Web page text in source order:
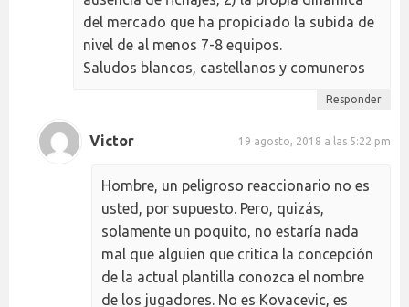
del mercado que ha propiciado la subida de
nivel de al menos 7-8 equipos.
Saludos blancos, castellanos y comuneros
Responder
Victor 19 agosto, 2018 a las 5:22 pm
Hombre, un peligroso reaccionario no es
usted, por supuesto. Pero, quizás,
solamente un poquito, no estaría nada
mal que alguien que critica la concepción
de la actual plantilla conozca el nombre
de los jugadores. No es Kovacevic, es